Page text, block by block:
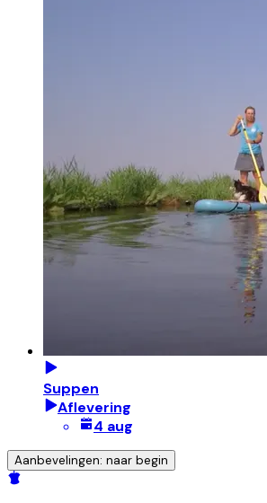
Suppen
Aflevering
4 aug
Aanbevelingen: naar begin